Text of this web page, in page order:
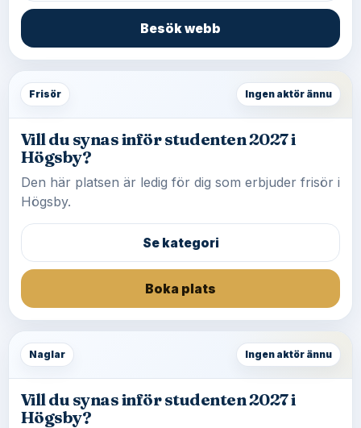
Besök webb
Frisör Ingen aktör ännu
Vill du synas inför studenten 2027 i
Högsby?
Den här platsen är ledig för dig som erbjuder frisör i
Högsby.
Se kategori
Boka plats
Naglar Ingen aktör ännu
Vill du synas inför studenten 2027 i
Högsby?